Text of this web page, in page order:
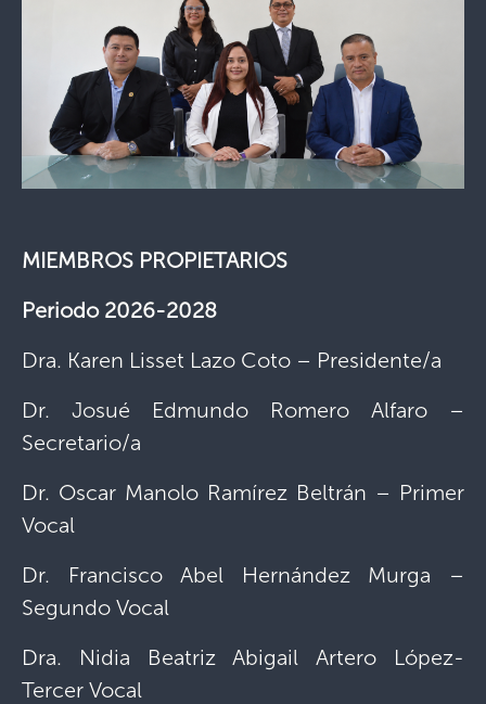
MIEMBROS PROPIETARIOS
Periodo 2026-2028
Dra. Karen Lisset Lazo Coto – Presidente/a
Dr. Josué Edmundo Romero Alfaro –
Secretario/a
Dr. Oscar Manolo Ramírez Beltrán – Primer
Vocal
Dr. Francisco Abel Hernández Murga –
Segundo Vocal
Dra. Nidia Beatriz Abigail Artero López-
Tercer Vocal